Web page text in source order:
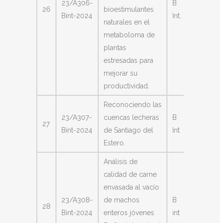
26
23/A306-
Bint-2024
bioestimulantes
naturales en el
metaboloma de
plantas
estresadas para
mejorar su
productividad.
B
Int.
27
23/A307-
Bint-2024
Reconociendo las
cuencas lecheras
de Santiago del
Estero.
B
Int
28
23/A308-
Bint-2024
Análisis de
calidad de carne
envasada al vacío
de machos
enteros jóvenes
B
int